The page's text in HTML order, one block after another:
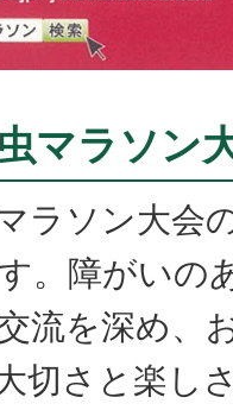
マラソン
ラソン大会
。障がいの
流を深め、
切さと楽し